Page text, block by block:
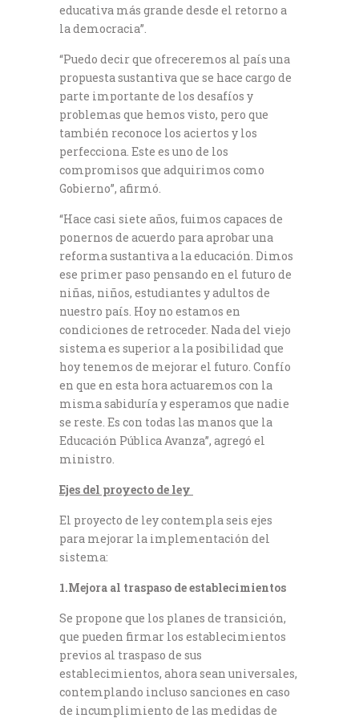
educativa más grande desde el retorno a
la democracia”.
“Puedo decir que ofreceremos al país una
propuesta sustantiva que se hace cargo de
parte importante de los desafíos y
problemas que hemos visto, pero que
también reconoce los aciertos y los
perfecciona. Este es uno de los
compromisos que adquirimos como
Gobierno”, afirmó.
“Hace casi siete años, fuimos capaces de
ponernos de acuerdo para aprobar una
reforma sustantiva a la educación. Dimos
ese primer paso pensando en el futuro de
niñas, niños, estudiantes y adultos de
nuestro país. Hoy no estamos en
condiciones de retroceder. Nada del viejo
sistema es superior a la posibilidad que
hoy tenemos de mejorar el futuro. Confío
en que en esta hora actuaremos con la
misma sabiduría y esperamos que nadie
se reste. Es con todas las manos que la
Educación Pública Avanza”, agregó el
ministro.
Ejes del proyecto de ley
El proyecto de ley contempla seis ejes
para mejorar la implementación del
sistema:
1.Mejora al traspaso de establecimientos
Se propone que los planes de transición,
que pueden firmar los establecimientos
previos al traspaso de sus
establecimientos, ahora sean universales,
contemplando incluso sanciones en caso
de incumplimiento de las medidas de